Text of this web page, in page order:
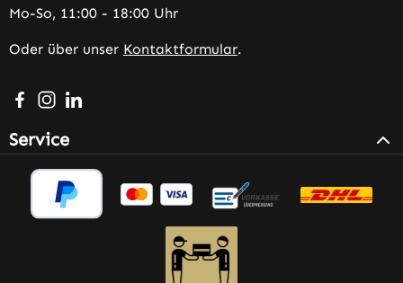
Mo-So, 11:00 - 18:00 Uhr
Oder über unser Kontaktformular.
Besuche uns auf Facebook – öffnet in neuem Tab
Schau auf Instagram vorbei – öffnet in neuem Tab
Vernetze dich mit uns auf LinkedIn – öffnet in
Service